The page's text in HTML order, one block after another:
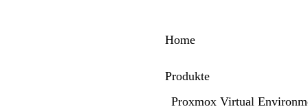
Home
Produkte
Proxmox Virtual